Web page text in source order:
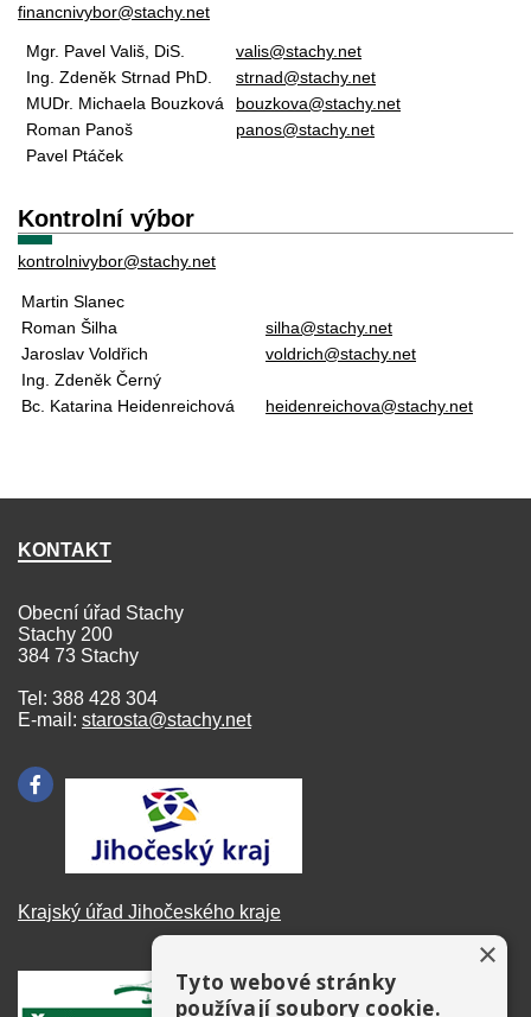
financnivybor@stachy.net
Mgr. Pavel Vališ, DiS.
valis@stachy.net
Ing. Zdeněk Strnad PhD.
strnad@stachy.net
MUDr. Michaela Bouzková
bouzkova@stachy.net
Roman Panoš
panos@stachy.net
Pavel Ptáček
Kontrolní výbor
kontrolnivybor@stachy.net
Martin Slanec
Roman Šilha
silha@stachy.net
Jaroslav Voldřich
voldrich@stachy.net
Ing. Zdeněk Černý
Bc. Katarina Heidenreichová
heidenreichova@stachy.net
KONTAKT
Obecní úřad Stachy
Stachy 200
384 73 Stachy
Tel: 388 428 304
E-mail: starosta@stachy.net
Krajský úřad Jihočeského kraje
×
Tyto webové stránky
používají soubory cookie.